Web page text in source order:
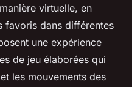
virtuelle, en
favoris dans différentes
une expérience
de jeu élaborées qui
les mouvements des